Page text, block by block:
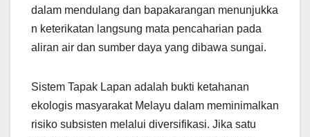
dalam mendulang dan bapakarangan menunjukka
n keterikatan langsung mata pencaharian pada
aliran air dan sumber daya yang dibawa sungai.
Sistem Tapak Lapan adalah bukti ketahanan
ekologis masyarakat Melayu dalam meminimalkan
risiko subsisten melalui diversifikasi. Jika satu